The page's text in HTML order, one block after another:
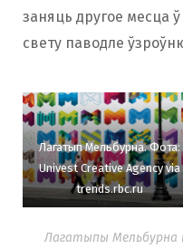
заняць другое месца
свету паводле
Лагатып Мельбурна. Фота:
Univest Creative Agency via
trends.rbc.ru
Лагатыпы Мельбурна